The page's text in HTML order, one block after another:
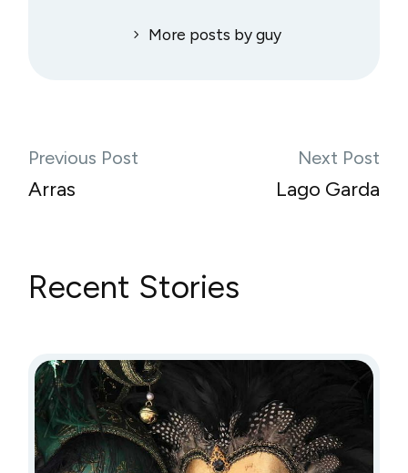
More posts by guy
Previous Post
Arras
Next Post
Lago Garda
Recent Stories